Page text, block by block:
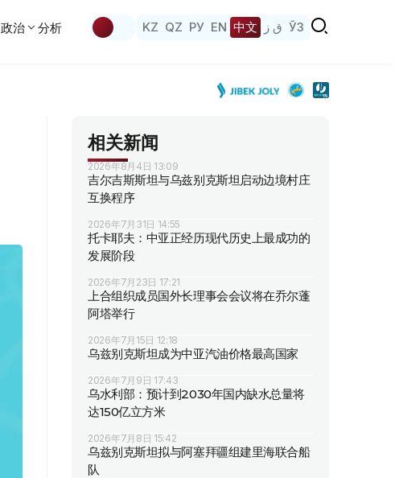
政治 分析 KZ QZ РУ EN 中文 ق ز ЎЗ
相关新闻
2026年8月4日 13:09
吉尔吉斯斯坦与乌兹别克斯坦启动边境村庄
互换程序
2026年7月31日 14:55
托卡耶夫：中亚正经历现代历史上最成功的
发展阶段
2026年7月23日 17:21
上合组织成员国外长理事会会议将在乔尔蓬
阿塔举行
2026年7月15日 12:18
乌兹别克斯坦成为中亚汽油价格最高国家
2026年7月9日 17:43
乌水利部：预计到2030年国内缺水总量将
达150亿立方米
2026年7月8日 15:42
乌兹别克斯坦拟与阿塞拜疆组建里海联合船
队